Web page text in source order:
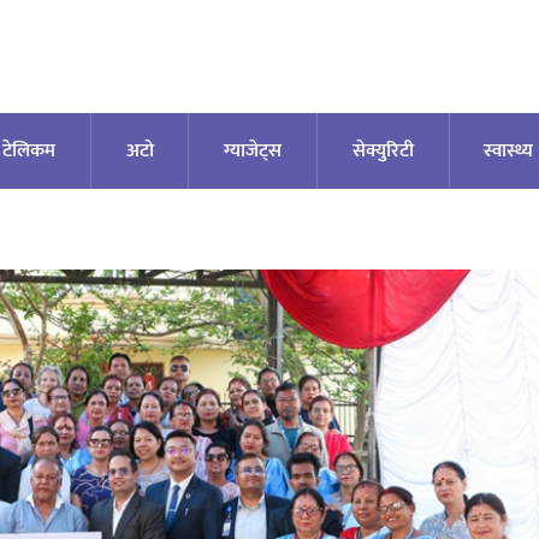
टेलिकम अटाे ग्याजेट्स सेक्युरिटी स्वास्थ्य